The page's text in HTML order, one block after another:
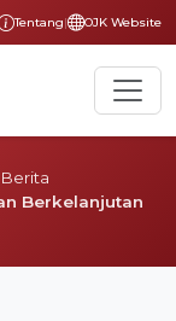
Tentang| OJK Website
Berita
Berkelanjutan